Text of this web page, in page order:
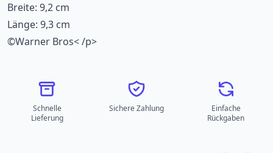
Breite: 9,2 cm
Länge: 9,3 cm
©Warner Bros< /p>
Schnelle
Lieferung
Sichere Zahlung
Einfache
Rückgaben